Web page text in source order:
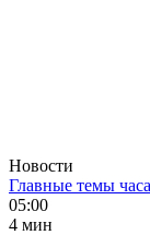
Новости
Главные темы
05:00
4 мин